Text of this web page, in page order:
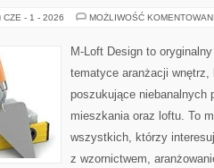
CZE - 1 - 2026 MOŻLIWOŚĆ
M-Loft Design to
tematyce aranżacji
poszukujące niebanalnych
mieszkania oraz loftu. To
wszystkich, którzy
z wzornictwem,